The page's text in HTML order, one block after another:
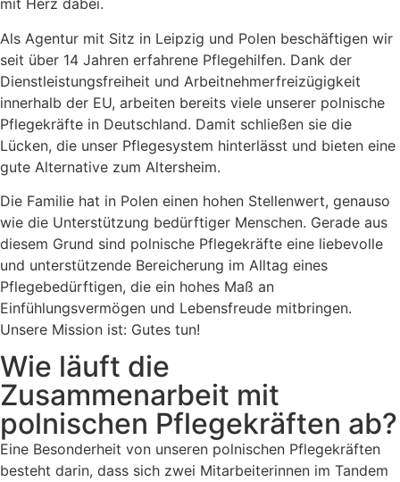
mit Herz dabei.
Als Agentur mit Sitz in Leipzig und Polen beschäftigen wir
seit über 14 Jahren erfahrene Pflegehilfen. Dank der
Dienstleistungsfreiheit und Arbeitnehmerfreizügigkeit
innerhalb der EU, arbeiten bereits viele unserer polnische
Pflegekräfte in Deutschland. Damit schließen sie die
Lücken, die unser Pflegesystem hinterlässt und bieten eine
gute Alternative zum Altersheim.
Die Familie hat in Polen einen hohen Stellenwert, genauso
wie die Unterstützung bedürftiger Menschen. Gerade aus
diesem Grund sind polnische Pflegekräfte eine liebevolle
und unterstützende Bereicherung im Alltag eines
Pflegebedürftigen, die ein hohes Maß an
Einfühlungsvermögen und Lebensfreude mitbringen.
Unsere Mission ist: Gutes tun!
Wie läuft die
Zusammenarbeit mit
polnischen Pflegekräften ab?
Eine Besonderheit von unseren polnischen Pflegekräften
besteht darin, dass sich zwei Mitarbeiterinnen im Tandem